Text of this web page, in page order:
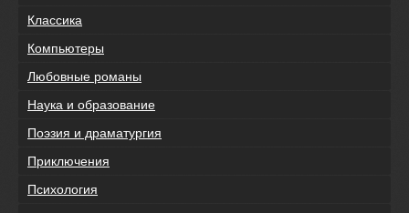
Классика
Компьютеры
Любовные романы
Наука и образование
Поэзия и драматургия
Приключения
Психология